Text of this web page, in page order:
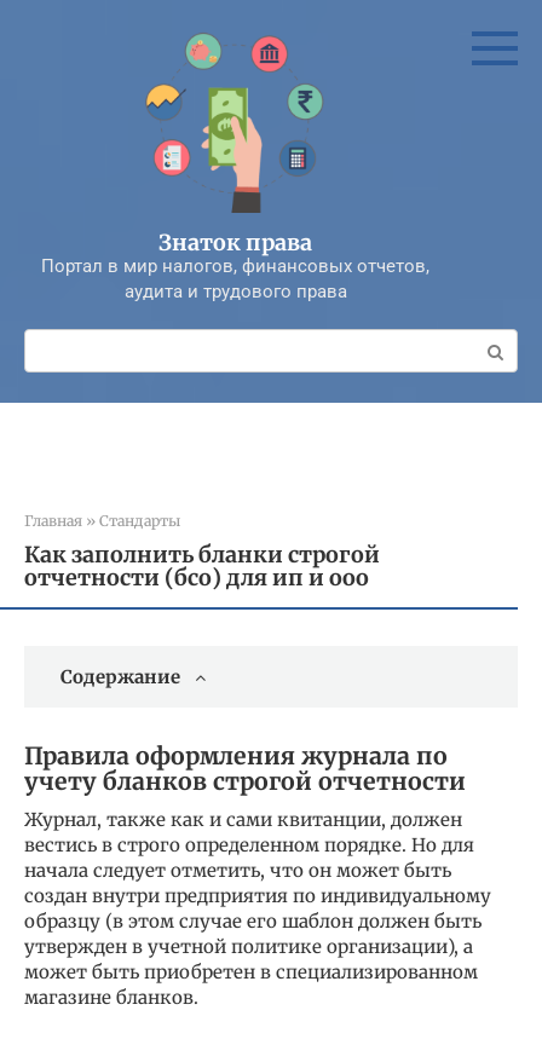
Знаток права
Портал в мир налогов, финансовых отчетов,
аудита и трудового права
Поиск:
Главная » Стандарты
Как заполнить бланки строгой
отчетности (бсо) для ип и ооо
Содержание
Правила оформления журнала по
учету бланков строгой отчетности
Журнал, также как и сами квитанции, должен
вестись в строго определенном порядке. Но для
начала следует отметить, что он может быть
создан внутри предприятия по индивидуальному
образцу (в этом случае его шаблон должен быть
утвержден в учетной политике организации), а
может быть приобретен в специализированном
магазине бланков.